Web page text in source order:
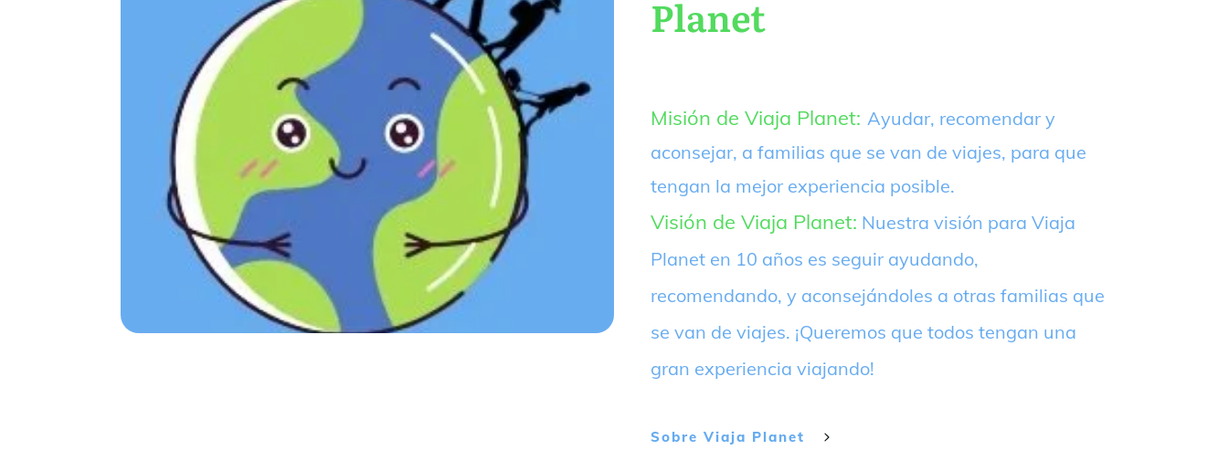
Planet
Misión de Viaja Planet: Ayudar, recomendar y
aconsejar, a familias que se van de viajes, para que
tengan la mejor experiencia posible.
Visión de Viaja Planet: Nuestra visión para Viaja
Planet en 10 años es seguir ayudando,
recomendando, y aconsejándoles a otras familias que
se van de viajes. ¡Queremos que todos tengan una
gran experiencia viajando!
Sobre Viaja Planet